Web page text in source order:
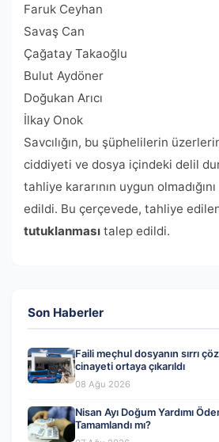
Faruk Ceyhan
Savaş Can
Çağatay Takaoğlu
Bulut Aydöner
Doğukan Arıcı
İlkay Onok
Savcılığın, bu şüphelilerin
ciddiyeti ve dosya içindeki delil
tahliye kararının uygun
edildi. Bu çerçevede, tahliye
tutuklanması talep edildi.
Son Haberler
Faili meçhul dosyanın sırrı
cinayeti ortaya çıkarıldı
08 Ağu 2026
Nisan Ayı Doğum Yardımı
Tamamlandı mı?